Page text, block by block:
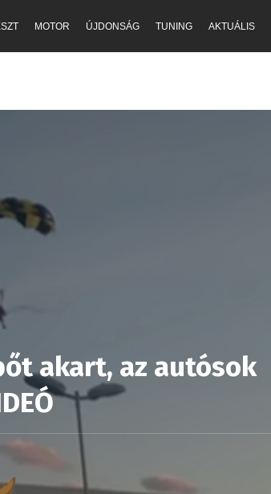
MOTOR ÚJDONSÁG TUNING AKTUÁLIS
akart, az autósok